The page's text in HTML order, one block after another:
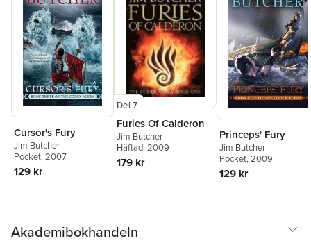
Cursor's Fury
Jim Butcher
Pocket, 2007
129 kr
Del 7
Furies Of Calderon
Jim Butcher
Häftad, 2009
179 kr
Princeps' Fury
Jim Butcher
Pocket, 2009
129 kr
Akademibokhandeln